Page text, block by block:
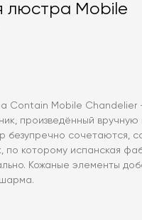
люстра Mobile
Contain Mobile Chandelier
произведённый
безупречно сочетаются,
по которому испанская
Кожаные элементы